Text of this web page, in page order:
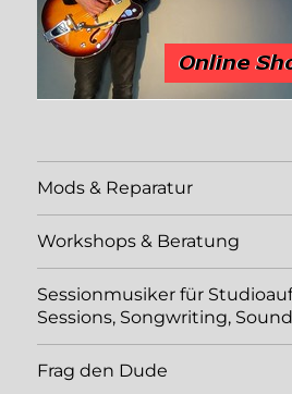
Mods & Reparatur
Workshops & Beratung
Sessionmusiker für
Sessions, Songwriting,
Frag den Dude